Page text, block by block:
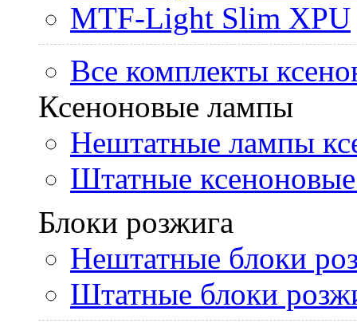
MTF-Light Slim XPU
Все комплекты
Ксеноновые лампы
Нештатные лампы
Штатные
Блоки розжига
Нештатные блоки
Штатные блоки